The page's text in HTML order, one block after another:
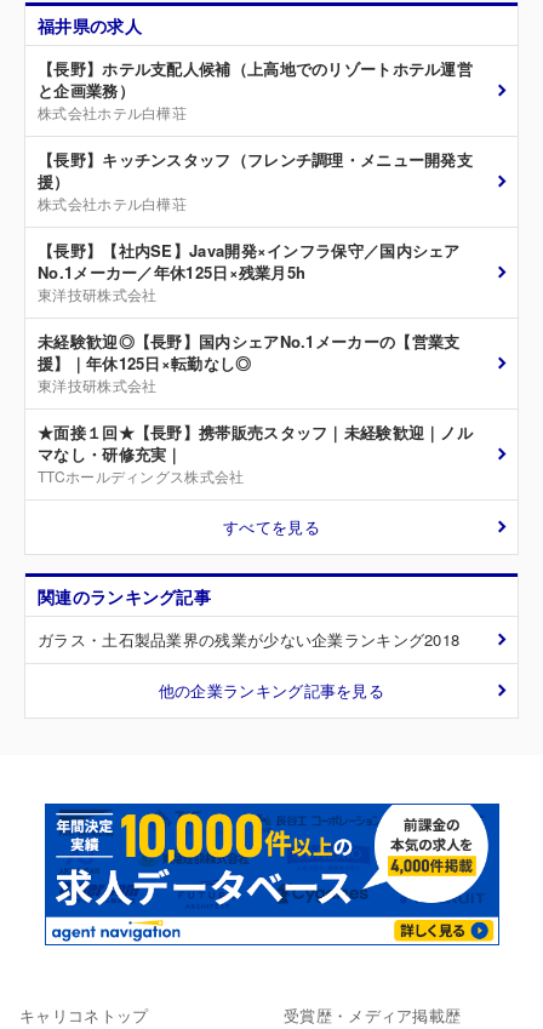
福井県の求人
【長野】ホテル支配人候補（上高地でのリゾートホテル運営
と企画業務）
株式会社ホテル白樺荘
【長野】キッチンスタッフ（フレンチ調理・メニュー開発支
援）
株式会社ホテル白樺荘
【長野】【社内SE】Java開発×インフラ保守／国内シェア
No.1メーカー／年休125日×残業月5h
東洋技研株式会社
未経験歓迎◎【長野】国内シェアNo.1メーカーの【営業支
援】｜年休125日×転勤なし◎
東洋技研株式会社
★面接１回★【長野】携帯販売スタッフ｜未経験歓迎｜ノル
マなし・研修充実｜
TTCホールディングス株式会社
すべてを見る
関連のランキング記事
ガラス・土石製品業界の残業が少ない企業ランキング2018
他の企業ランキング記事を見る
キャリコネトップ 受賞歴・メディア掲載歴